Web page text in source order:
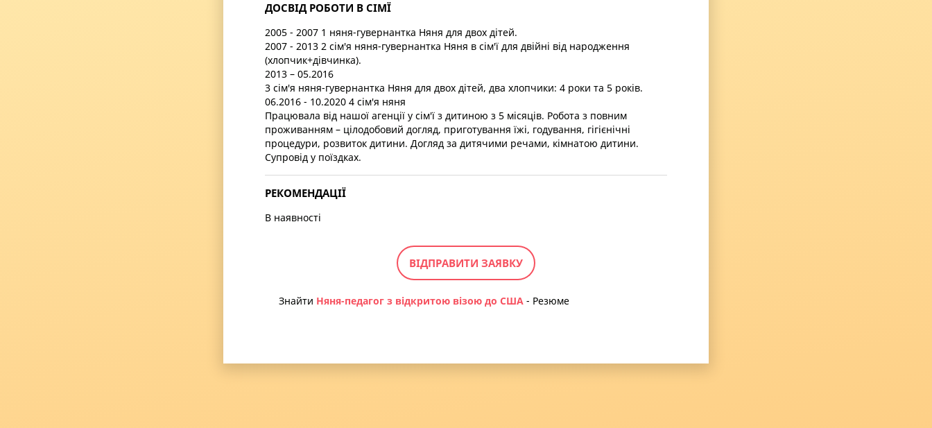
ДОСВІД РОБОТИ В СІМЇ
2005 - 2007 1 няня-гувернантка Няня для двох дітей.
2007 - 2013 2 сім'я няня-гувернантка Няня в сім'ї для двійні від народження
(хлопчик+дівчинка).
2013 – 05.2016
3 сім'я няня-гувернантка Няня для двох дітей, два хлопчики: 4 роки та 5 років.
06.2016 - 10.2020 4 сім'я няня
Працювала від нашої агенції у сім'ї з дитиною з 5 місяців. Робота з повним
проживанням – цілодобовий догляд, приготування їжі, годування, гігієнічні
процедури, розвиток дитини. Догляд за дитячими речами, кімнатою дитини.
Супровід у поїздках.
РЕКОМЕНДАЦІЇ
В наявності
ВІДПРАВИТИ ЗАЯВКУ
Знайти Няня-педагог з відкритою візою до США - Резюме